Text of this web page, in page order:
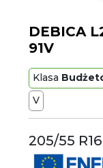
DEBICA
91V
Klasa
V
205/55 R16